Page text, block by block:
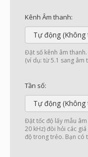
Kênh Âm thanh:
Tự động (Không
Đặt số kênh âm
(ví dụ: từ 5.1 sang âm
Tần số:
Tự động (Không
Đặt tốc độ lấy mẫu
20 kHz) đòi hỏi các
độ trong trẻo. Bạn có